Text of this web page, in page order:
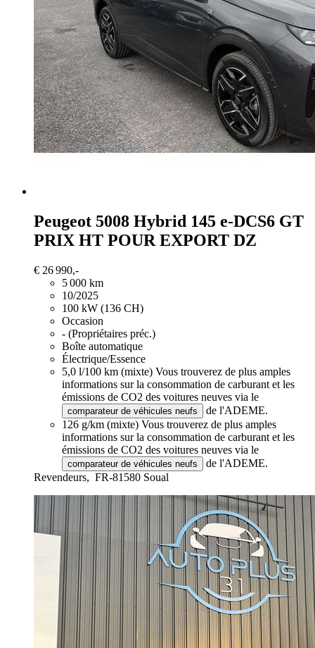
Peugeot 5008 Hybrid 145 e-DCS6 GT
PRIX HT POUR EXPORT DZ
€ 26 990,-
5 000 km
10/2025
100 kW (136 CH)
Occasion
- (Propriétaires préc.)
Boîte automatique
Électrique/Essence
5,0 l/100 km (mixte) Vous trouverez de plus amples
informations sur la consommation de carburant et les
émissions de CO2 des voitures neuves via le
comparateur de véhicules neufs
de l'ADEME.
126 g/km (mixte) Vous trouverez de plus amples
informations sur la consommation de carburant et les
émissions de CO2 des voitures neuves via le
comparateur de véhicules neufs
de l'ADEME.
Revendeurs, FR-81580 Soual